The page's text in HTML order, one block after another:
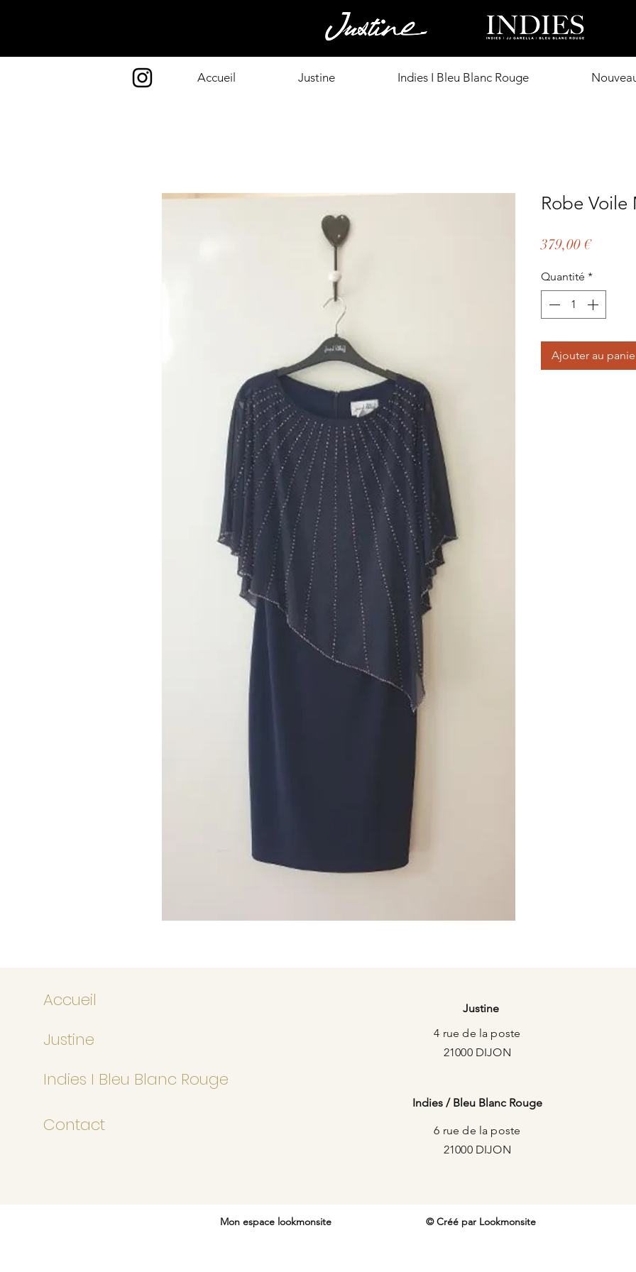
Accueil Justine Indies I Bleu Blanc Rouge
Robe Voile
379,00 €Prix
Quantité *
Ajouter au
Accueil
Justine
Indies I Bleu Blanc Rouge
Contact
Justine
4 rue de la poste
21000 DIJON
Indies / Bleu Blanc Rouge
6 rue de la poste
21000 DIJON
Mon espace lookmonsite © Créé par Lookmonsite